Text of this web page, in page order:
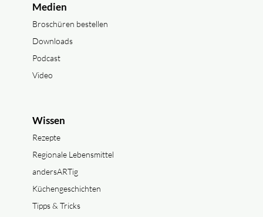
Medien
Broschüren bestellen
Downloads
Podcast
Video
Wissen
Rezepte
Regionale Lebensmittel
andersARTig
Küchengeschichten
Tipps & Tricks